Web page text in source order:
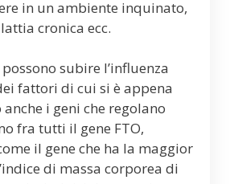
in un ambiente inquinato,
cronica ecc.
subire l’influenza
fattori di cui si è appena
i geni che regolano
fra tutti il gene FTO,
il gene che ha la maggior
di massa corporea di